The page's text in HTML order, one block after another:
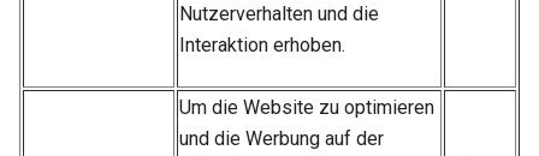
Nutzerverhalten und die
Interaktion erhoben.
Um die Website zu optimieren
und die Werbung auf der